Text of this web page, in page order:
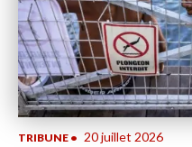
TRIBUNE • 20 juillet 2026